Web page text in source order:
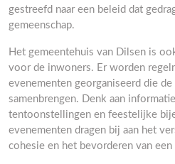
gestreefd naar een beleid dat
gemeenschap.
Het gemeentehuis van Dilsen is
voor de inwoners. Er worden
evenementen georganiseerd die
samenbrengen. Denk aan
tentoonstellingen en feestelijke
evenementen dragen bij aan het
cohesie en het bevorderen van